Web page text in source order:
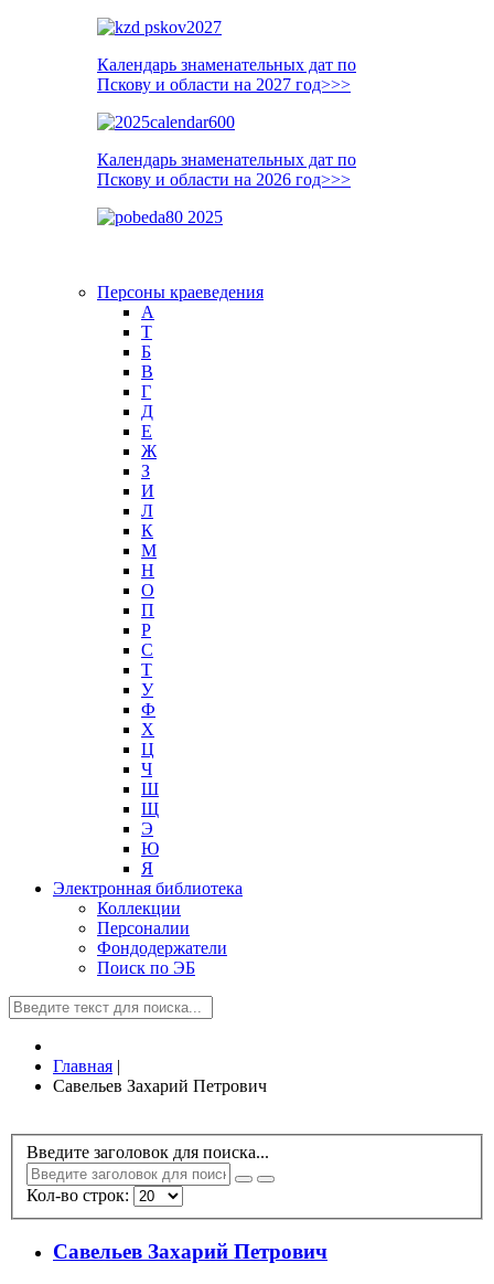
Календарь знаменательных дат по
Пскову и области на 2027 год>>>
Календарь знаменательных дат по
Пскову и области на 2026 год>>>
Персоны краеведения
А
T
Б
В
Г
Д
Е
Ж
З
И
Л
К
М
Н
О
П
Р
С
Т
У
Ф
Х
Ц
Ч
Ш
Щ
Э
Ю
Я
Электронная библиотека
Коллекции
Персоналии
Фондодержатели
Поиск по ЭБ
Главная |
Савельев Захарий Петрович
Введите заголовок для поиска...
Кол-во строк:
Савельев Захарий Петрович